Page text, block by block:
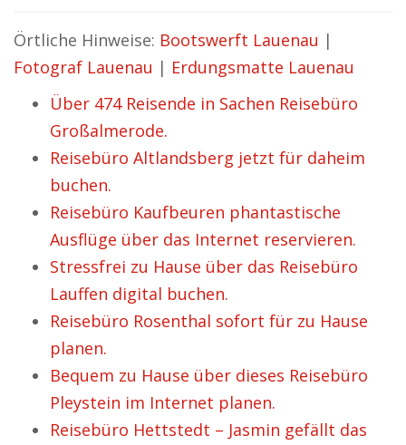
Örtliche Hinweise: Bootswerft Lauenau |
Fotograf Lauenau | Erdungsmatte Lauenau
Über 474 Reisende in Sachen Reisebüro
Großalmerode.
Reisebüro Altlandsberg jetzt für daheim
buchen.
Reisebüro Kaufbeuren phantastische
Ausflüge über das Internet reservieren.
Stressfrei zu Hause über das Reisebüro
Lauffen digital buchen.
Reisebüro Rosenthal sofort für zu Hause
planen.
Bequem zu Hause über dieses Reisebüro
Pleystein im Internet planen.
Reisebüro Hettstedt – Jasmin gefällt das